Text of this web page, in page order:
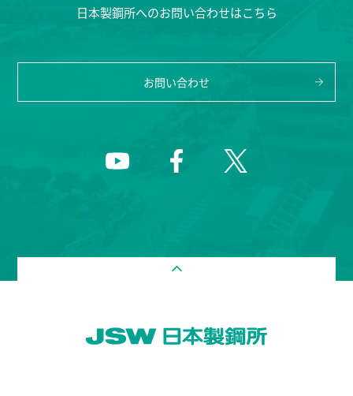
日本製鋼所へのお問い合わせはこちら
お問い合わせ